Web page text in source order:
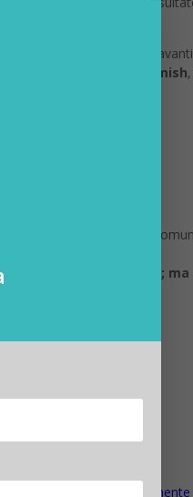
dunque proiettato in
alla tecnologia degli Amish
modificate.
comunità
vita quotidiana delle
della tecnologia;
Kelly.
possiamo imparare.
Quante app vi sono